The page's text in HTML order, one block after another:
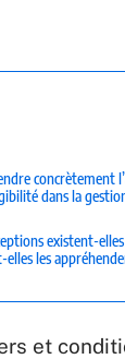
concrètement
dans la
existent-
les
et